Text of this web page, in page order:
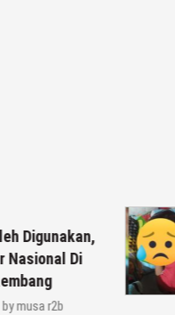
Digunakan,
Nasional Di
bymusa r2b